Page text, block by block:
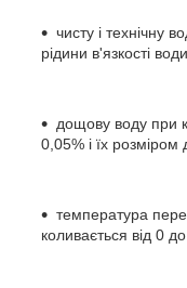
чисту і технічну
рідини в'язкості води
дощову воду при
0,05% і їх
температура
коливається від 0